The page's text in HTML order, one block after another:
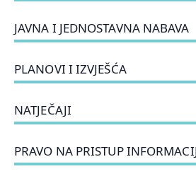
JAVNA I JEDNOSTAVNA NABAVA
PLANOVI I IZVJEŠĆA
NATJEČAJI
PRAVO NA PRISTUP